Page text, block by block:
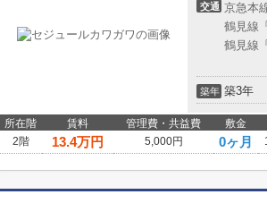
交通 京急本
鶴見線 「
鶴見線 「
築年 築3年
所在階 賃料 管理費・共益費 敷金
2階
13.4万円 5,000円 0ヶ月